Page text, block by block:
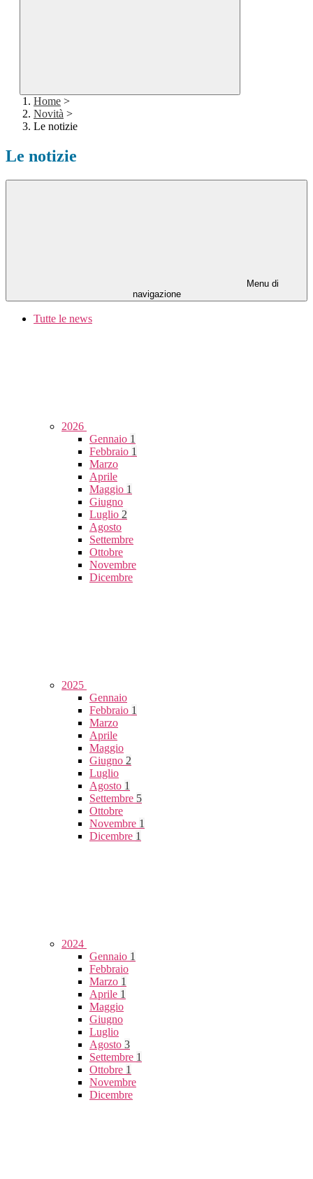
Home >
Novità >
Le notizie
Le notizie
Menu di
navigazione
Tutte le news
2026
Gennaio 1
Febbraio 1
Marzo
Aprile
Maggio 1
Giugno
Luglio 2
Agosto
Settembre
Ottobre
Novembre
Dicembre
2025
Gennaio
Febbraio 1
Marzo
Aprile
Maggio
Giugno 2
Luglio
Agosto 1
Settembre 5
Ottobre
Novembre 1
Dicembre 1
2024
Gennaio 1
Febbraio
Marzo 1
Aprile 1
Maggio
Giugno
Luglio
Agosto 3
Settembre 1
Ottobre 1
Novembre
Dicembre